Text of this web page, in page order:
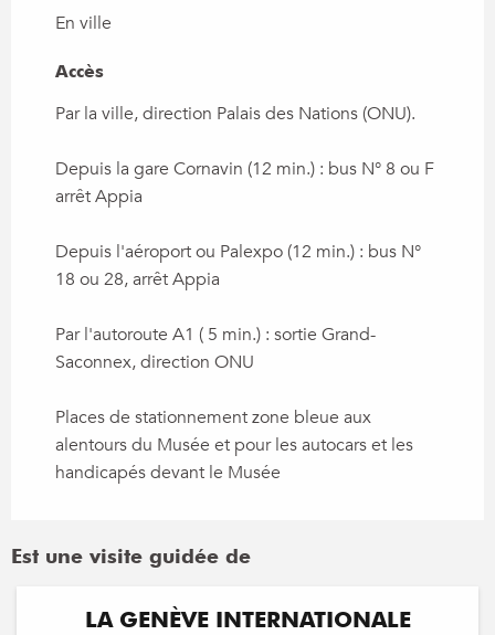
En ville
Accès
Accès
Par la ville, direction Palais des Nations (ONU).
Depuis la gare Cornavin (12 min.) : bus N° 8 ou F
arrêt Appia
Depuis l'aéroport ou Palexpo (12 min.) : bus N°
18 ou 28, arrêt Appia
Par l'autoroute A1 ( 5 min.) : sortie Grand-
Saconnex, direction ONU
Places de stationnement zone bleue aux
alentours du Musée et pour les autocars et les
handicapés devant le Musée
Est une visite guidée de
LA GENÈVE INTERNATIONALE